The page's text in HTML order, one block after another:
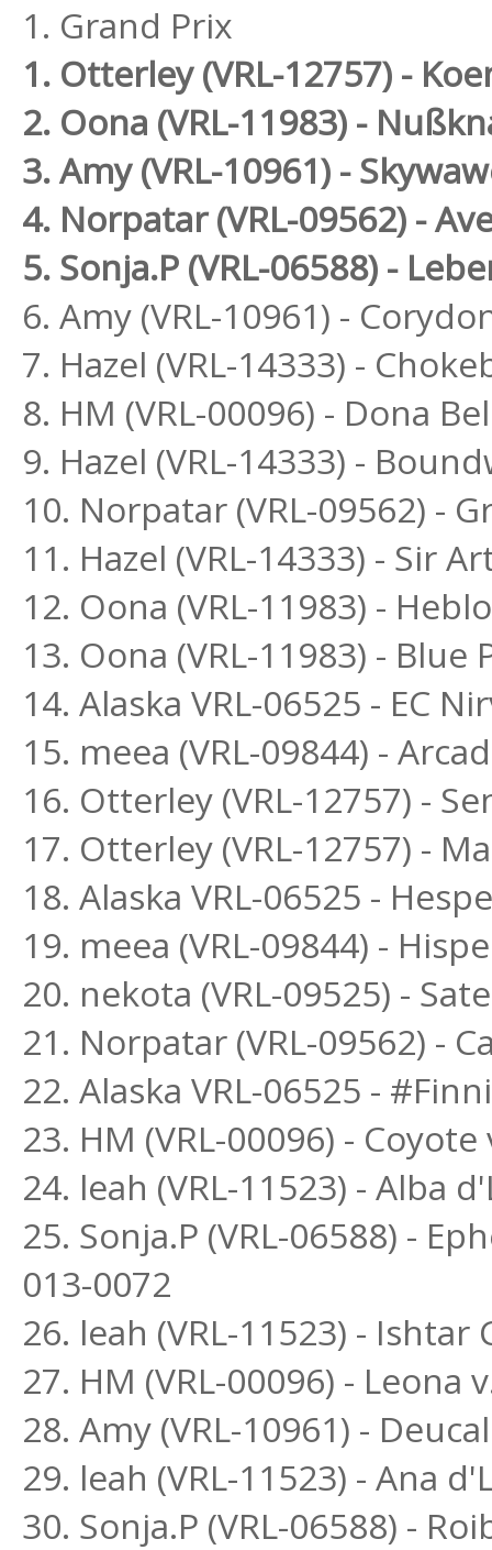
1. Grand Prix
1. Otterley (VRL-12757) -
2. Oona (VRL-11983) -
3. Amy (VRL-10961) -
4. Norpatar (VRL-09562) -
5. Sonja.P (VRL-06588) -
6. Amy (VRL-10961) -
7. Hazel (VRL-14333) -
8. HM (VRL-00096) - Dona
9. Hazel (VRL-14333) -
10. Norpatar (VRL-09562) -
11. Hazel (VRL-14333) - Sir
12. Oona (VRL-11983) -
13. Oona (VRL-11983) -
14. Alaska VRL-06525 - EC
15. meea (VRL-09844) -
16. Otterley (VRL-12757) -
17. Otterley (VRL-12757) -
18. Alaska VRL-06525 -
19. meea (VRL-09844) -
20. nekota (VRL-09525) -
21. Norpatar (VRL-09562) -
22. Alaska VRL-06525 -
23. HM (VRL-00096) -
24. leah (VRL-11523) - Alba
25. Sonja.P (VRL-06588) -
013-0072
26. leah (VRL-11523) -
27. HM (VRL-00096) - Leona
28. Amy (VRL-10961) -
29. leah (VRL-11523) - Ana
30. Sonja.P (VRL-06588) -